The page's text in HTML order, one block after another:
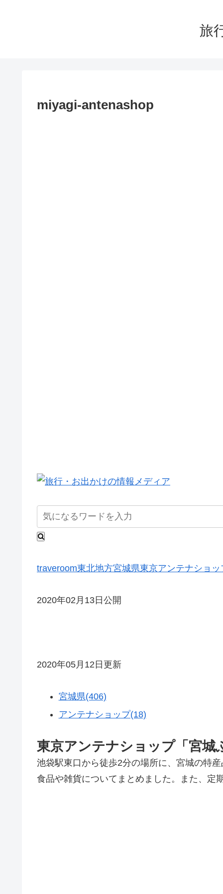
旅
miyagi-antenashop
traveroom東北地方宮城県東京アンテナショ
2020年02月13日公開
2020年05月12日更新
宮城県(406)
アンテナショップ(18)
東京アンテナショップ「宮城
池袋駅東口から徒歩2分の場所に、宮城の特
食品や雑貨についてまとめました。また、定